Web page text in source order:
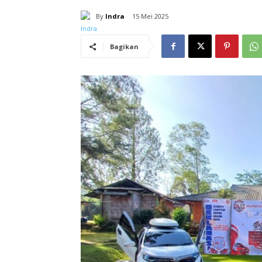
By Indra 15 Mei 2025
Bagikan